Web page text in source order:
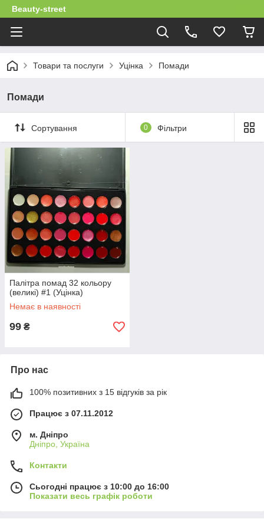
Beauty-street
Товари та послуги Уцінка Помади
Помади
Сортування 0 Фільтри
Палітра помад 32 кольору
(великі) #1 (Уцінка)
Немає в наявності
99 ₴
Про нас
100% позитивних з 15 відгуків за рік
Працює з 07.11.2012
м. Дніпро
Дніпро, Україна
Контакти
Сьогодні працює з 10:00 до 16:00
Показати весь графік роботи